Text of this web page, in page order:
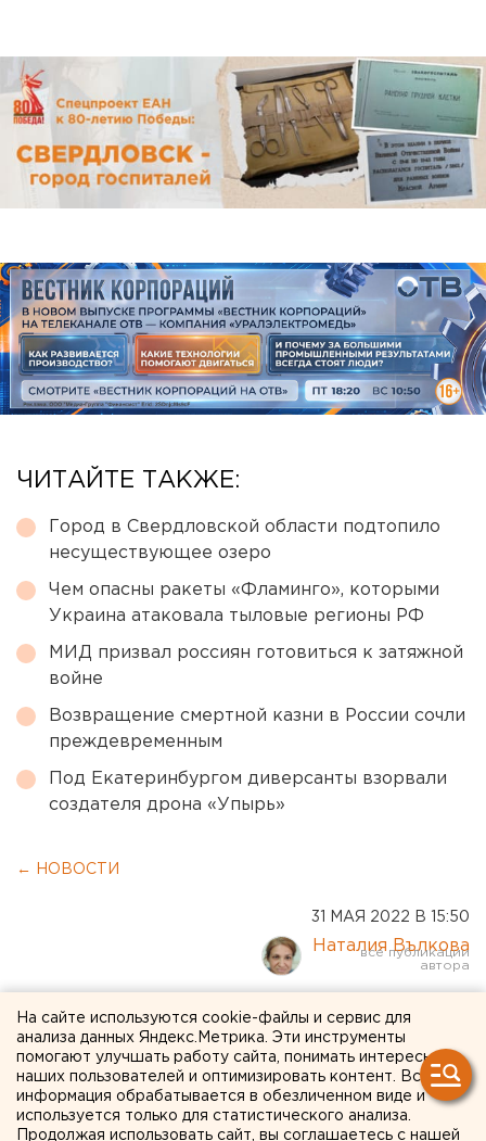
ЧИТАЙТЕ ТАКЖЕ:
Город в Свердловской области подтопило
несуществующее озеро
Чем опасны ракеты «Фламинго», которыми
Украина атаковала тыловые регионы РФ
МИД призвал россиян готовиться к затяжной
войне
Возвращение смертной казни в России сочли
преждевременным
Под Екатеринбургом диверсанты взорвали
создателя дрона «Упырь»
← НОВОСТИ
31 МАЯ 2022 В 15:50
Наталия Вълкова
В День защиты детей в
Оренбурге откроется сезон
на детской железной
дороге
На сайте используются cookie-файлы и сервис для
анализа данных Яндекс.Метрика. Эти инструменты
помогают улучшать работу сайта, понимать интересы
наших пользователей и оптимизировать контент. Вся
информация обрабатывается в обезличенном виде и
используется только для статистического анализа.
Продолжая использовать сайт, вы соглашаетесь с нашей